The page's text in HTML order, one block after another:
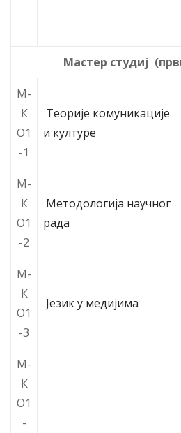
Мастер студиј
М-
К
О1
-1
Теорије комуникације
и културе
М-
К
О1
-2
Методологија научног
рада
М-
К
О1
-3
Језик у медијима
М-
К
О1
-